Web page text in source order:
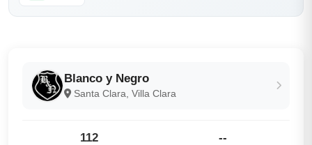
Blanco y Negro
Santa Clara, Villa Clara
112 --